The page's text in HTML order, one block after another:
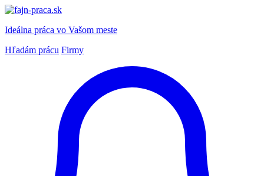
Ideálna práca vo Vašom meste
Hľadám prácu Firmy